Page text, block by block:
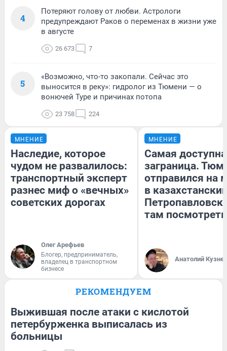
4
Потеряют голову от любви. Астрологи
предупреждают Раков о переменах в жизни уже
в августе
26 673 7
5
«Возможно, что-то закопали. Сейчас это
выносится в реку»: гидролог из Тюмени — о
вонючей Туре и причинах потопа
23 758 224
МНЕНИЕ
Наследие, которое
чудом не развалилось:
транспортный эксперт
разнес миф о «вечных»
советских дорогах
Олег Арефьев
Блогер, предприниматель,
владелец в транспортном
бизнесе
МНЕНИЕ
Самая
заграница.
отправился на
в
там посмотреть
Анатолий
РЕКОМЕНДУЕМ
Выжившая после атаки с кислотой
петербурженка выписалась из
больницы